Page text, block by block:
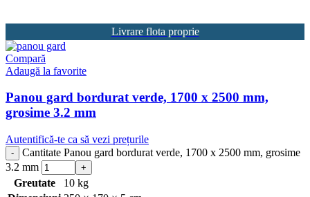
Livrare flota proprie
Compară
Adaugă la favorite
Panou gard bordurat verde, 1700 x 2500 mm,
grosime 3.2 mm
Autentifică-te ca să vezi prețurile
Cantitate Panou gard bordurat verde, 1700 x 2500 mm, grosime
3.2 mm
Greutate
10 kg